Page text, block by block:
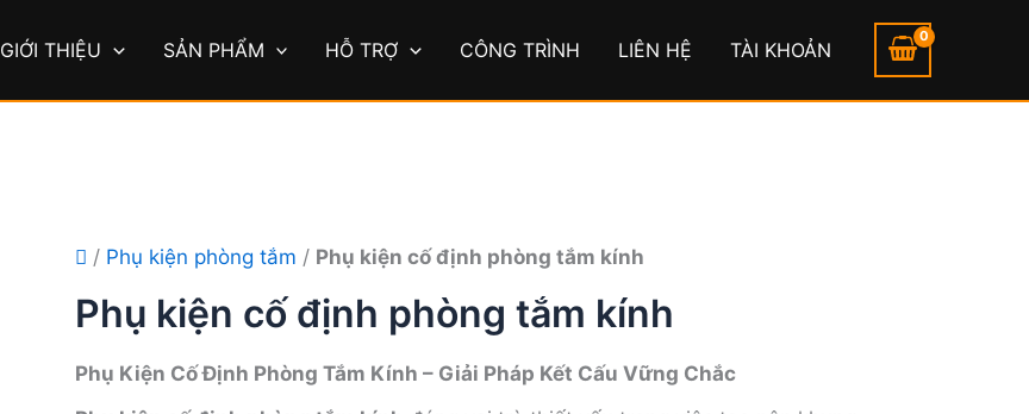
GIỚI THIỆU SẢN PHẨM HỖ TRỢ CÔNG TRÌNH LIÊN HỆ TÀI KHOẢN
/ Phụ kiện phòng tắm / Phụ kiện cố định phòng tắm kính
Phụ kiện cố định phòng tắm kính
Phụ Kiện Cố Định Phòng Tắm Kính – Giải Pháp Kết Cấu Vững Chắc